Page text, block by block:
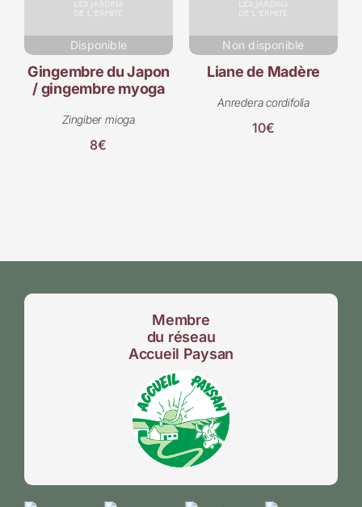
Disponible
Gingembre du Japon
/ gingembre myoga
Zingiber mioga
8€
Non disponible
Liane de Madère
Anredera cordifolia
10€
Membre
du réseau
Accueil Paysan